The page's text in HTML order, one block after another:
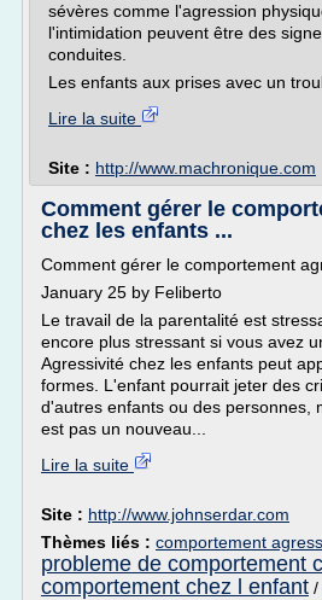
sévères comme l'agression
l'intimidation peuvent être des
conduites.
Les enfants aux prises avec un
Lire la suite
Site : http://www.machronique.com
Comment gérer le
chez les enfants ...
Comment gérer le comportement
January 25 by Feliberto
Le travail de la parentalité est
encore plus stressant si vous avez
Agressivité chez les enfants peut
formes. L'enfant pourrait jeter des
d'autres enfants ou des personnes,
est pas un nouveau...
Lire la suite
Site : http://www.johnserdar.com
Thèmes liés : comportement
probleme de comportement
comportement chez l enfant /